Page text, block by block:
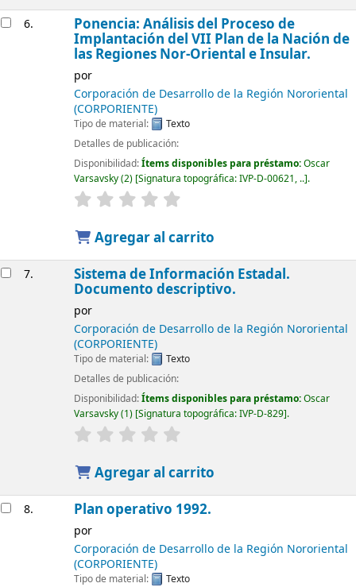
6. Ponencia: Análisis del Proceso de
Implantación del VII Plan de la Nación de
las Regiones Nor-Oriental e Insular.
por
Corporación de Desarrollo de la Región Nororiental
(CORPORIENTE)
Tipo de material:
Texto
Detalles de publicación:
Disponibilidad:Ítems disponibles para préstamo:Oscar
Varsavsky(2) Signatura topográfica:IVP-D-00621, .. .
Agregar al carrito
7. Sistema de Información Estadal.
Documento descriptivo.
por
Corporación de Desarrollo de la Región Nororiental
(CORPORIENTE)
Tipo de material:
Texto
Detalles de publicación:
Disponibilidad:Ítems disponibles para préstamo:Oscar
Varsavsky(1) Signatura topográfica:IVP-D-829 .
Agregar al carrito
8. Plan operativo 1992.
por
Corporación de Desarrollo de la Región Nororiental
(CORPORIENTE)
Tipo de material:
Texto